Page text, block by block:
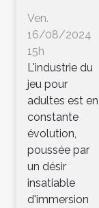
Ven.
16/08/2024
15h
L'industrie du
jeu pour
adultes est en
constante
évolution,
poussée par
un désir
insatiable
d'immersion